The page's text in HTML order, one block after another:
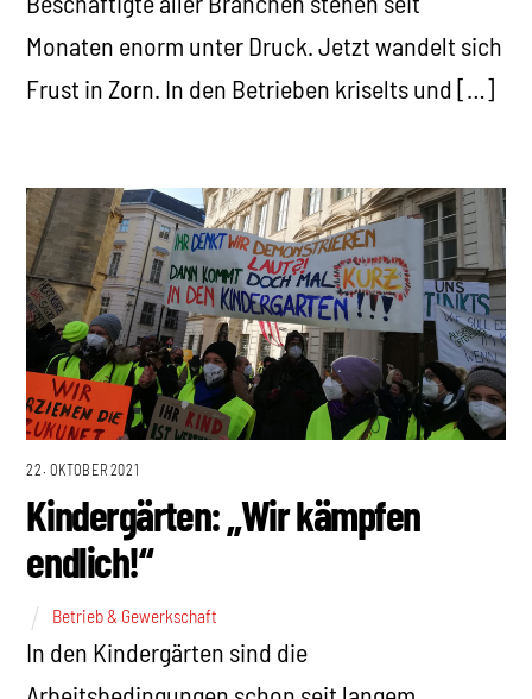
Monaten enorm unter Druck. Jetzt wandelt sich
Frust in Zorn. In den Betrieben kriselts und […]
22. OKTOBER 2021
Kindergärten: „Wir kämpfen
endlich!“
Betrieb & Gewerkschaft
In den Kindergärten sind die